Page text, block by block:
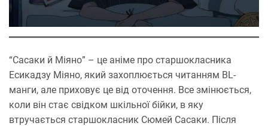
“Сасаки й Міяно” – це аніме про старшокласника
Есикадзу Міяно, який захоплюється читанням BL-
манги, але приховує це від оточення. Все змінюється,
коли він стає свідком шкільної бійки, в яку
втручається старшокласник Сюмей Сасаки. Після